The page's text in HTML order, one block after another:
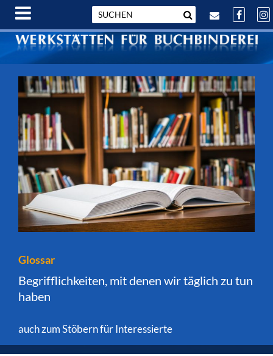
Glossar
Begrifflichkeiten, mit denen wir täglich zu tun
haben
auch zum Stöbern für Interessierte